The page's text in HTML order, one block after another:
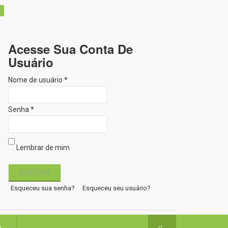
Acesse Sua Conta De
Usuário
Nome de usuário *
Senha *
Lembrar de mim
Esqueceu sua senha? Esqueceu seu usuário?